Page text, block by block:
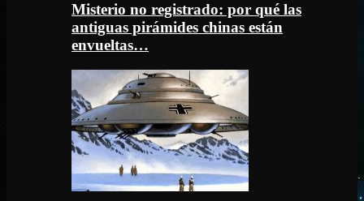
Misterio no registrado: por qué las
antiguas pirámides chinas están
envueltas…